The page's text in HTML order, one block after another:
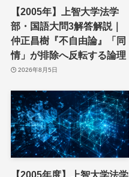
【2005年】上智大学法学
部・国語大問3解答解説｜
仲正昌樹『不自由論』「同
情」が排除へ反転する論理
2026年8月5日
【2005年度】上智大学法学